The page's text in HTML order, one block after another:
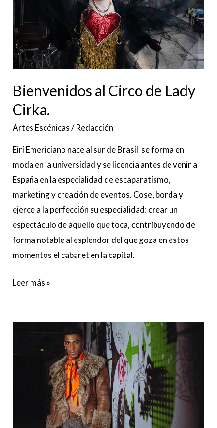
Bienvenidos al Circo de Lady
Cirka.
Artes Escénicas/Redacción
Eiri Emericiano nace al sur de Brasil, se forma en
moda en la universidad y se licencia antes de venir a
España en la especialidad de escaparatismo,
marketing y creación de eventos. Cose, borda y
ejerce a la perfección su especialidad: crear un
espectáculo de aquello que toca, contribuyendo de
forma notable al esplendor del que goza en estos
momentos el cabaret en la capital.
Lady
Cirka.
Leer más »